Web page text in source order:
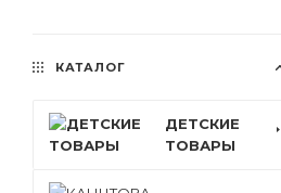
КАТАЛОГ
ДЕТСКИЕ
ТОВАРЫ